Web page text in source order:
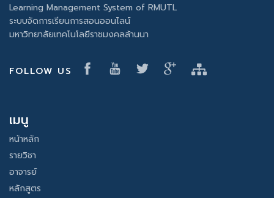
Learning Management System of RMUTL
ระบบจัดการเรียนการสอนออนไลน์
มหาวิทยาลัยเทคโนโลยีราชมงคลล้านนา
FOLLOW US
เมนู
หน้าหลัก
รายวิชา
อาจารย์
หลักสูตร